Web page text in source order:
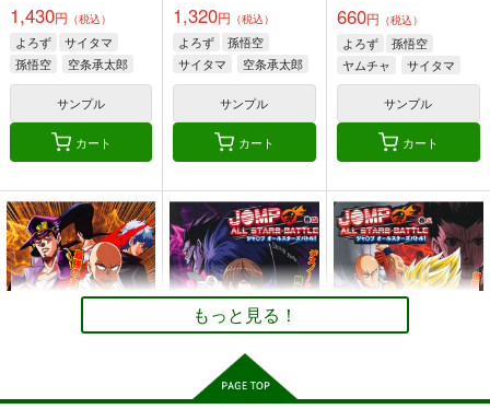
ジャ〇プオールスター
ズバトル！第2弾-1巻
さいピン
660円（税込）
殺せんせー
トリコ
モンキー・D・ルフィ
サンプル
カート
ニートの奇妙な冒険・
完全版
さいピン
2,420円（税込）
東方Project
蓬莱山輝夜
十六夜咲夜
サンプル
カート
BBAの奇妙な冒険２
さいピン
（税込）
東方Project
八意永琳
風見幽香
サンプル
カート
ジャ〇プオールスター
ズバトル！第2弾-3巻
さいピン
660円（税込）
ベジータ
サンプル
ジャ〇プ オールスタ
ーズバトル！2巻
さいピン
660円（税込）
孫悟空
サンプル
作品詳細
ジャ〇プオールスター
ズバトル総集編・上巻
さいピン
1,320円（税込）
孫悟空
サンプル
1,430円 （税込）
よろず
サイタマ
孫悟空
空条承太郎
サンプル
カート
1,320円 （税込）
よろず
孫悟空
サイタマ
空条承太郎
サンプル
カート
660円 （税込）
よろず
孫悟空
ヤムチャ
サイタマ
サンプル
カート
もっと見る！